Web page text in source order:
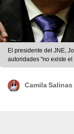
El presidente del JNE,
autoridades "no existe
Camila